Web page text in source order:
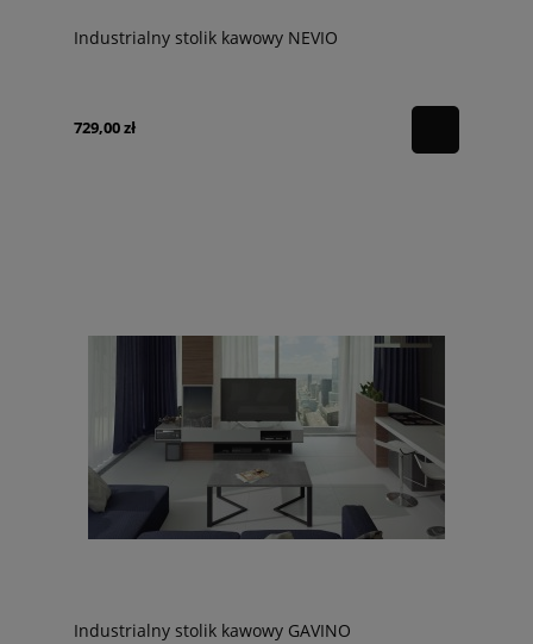
Industrialny stolik kawowy NEVIO
729,00 zł
Industrialny stolik kawowy GAVINO